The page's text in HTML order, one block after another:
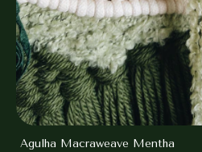
Agulha Macraweave Mentha